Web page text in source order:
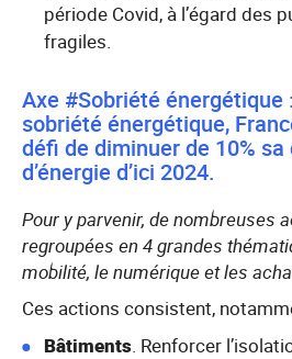
période Covid, à l’égard des
fragiles.
Axe #Sobriété énergétique
sobriété énergétique,
défi de diminuer de 10%
d’énergie d’ici 2024.
Pour y parvenir, de nombreuses
regroupées en 4 grandes
mobilité, le numérique et les
Ces actions consistent,
Bâtiments. Renforcer